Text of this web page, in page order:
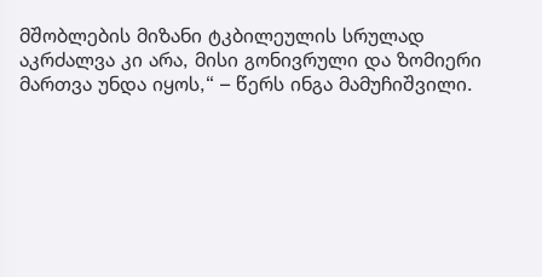
მშობლების მიზანი ტკბილეულის სრულად
აკრძალვა კი არა, მისი გონივრული და ზომიერი
მართვა უნდა იყოს,“ – წერს ინგა მამუჩიშვილი.